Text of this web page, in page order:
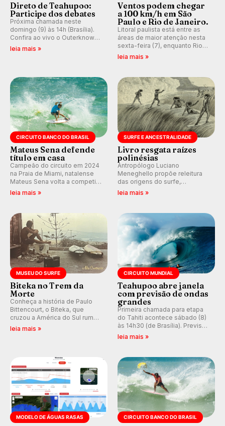
Direto de Teahupoo:
Participe dos debates
Próxima chamada neste
domingo (9) às 14h (Brasília).
Confira ao vivo o Outerknown
Tahiti Pro 2026 e participe dos
leia mais »
Ventos podem chegar
a 100 km/h em São
Paulo e Rio de Janeiro.
Litoral paulista está entre as
áreas de maior atenção nesta
sexta-feira (7), enquanto Rio
de Janeiro também recebe
km/h em Itanhaém.
leia mais »
CIRCUITO BANCO DO BRASIL
Mateus Sena defende
título em casa
Campeão do circuito em 2024
na Praia de Miami, natalense
Mateus Sena volta a competir
em casa em busca de manter a
leia mais »
SURFE E ANCESTRALIDADE
Livro resgata raízes
polinésias
Antropólogo Luciano
Meneghello propõe releitura
das origens do surfe,
resgatando a cultura polinésia
prática em esporte e indústria.
leia mais »
MUSEU DO SURFE
Biteka no Trem da
Morte
Conheça a história de Paulo
Bittencourt, o Biteka, que
cruzou a América do Sul rumo
ao Pacífico em uma jornada
leia mais »
CIRCUITO MUNDIAL
Teahupoo abre janela
com previsão de ondas
grandes
Primeira chamada para etapa
do Tahiti acontece sábado (8)
às 14h30 (de Brasília). Previsão
indica swell consistente.
Kelly Slater convidado.
leia mais »
MODELO DE ÁGUAS RASAS CIRCUITO BANCO DO BRASIL